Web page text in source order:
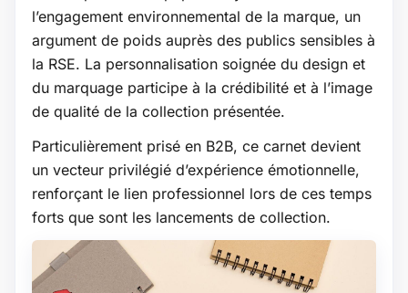
l’engagement environnemental de la marque, un
argument de poids auprès des publics sensibles à
la RSE. La personnalisation soignée du design et
du marquage participe à la crédibilité et à l’image
de qualité de la collection présentée.
Particulièrement prisé en B2B, ce carnet devient
un vecteur privilégié d’expérience émotionnelle,
renforçant le lien professionnel lors de ces temps
forts que sont les lancements de collection.